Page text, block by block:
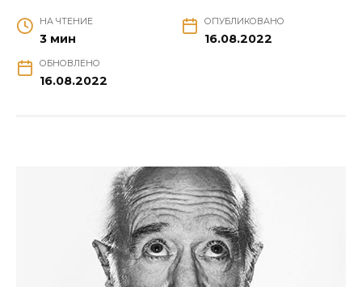
НА ЧТЕНИЕ
3 мин
ОПУБЛИКОВАНО
16.08.2022
ОБНОВЛЕНО
16.08.2022